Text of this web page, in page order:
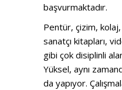
başvurmaktadır.
Pentür, çizim,
sanatçı kitapları,
gibi çok disiplinli
Yüksel, aynı
da yapıyor.